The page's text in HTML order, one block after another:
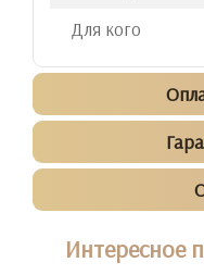
Для кого
Интересное